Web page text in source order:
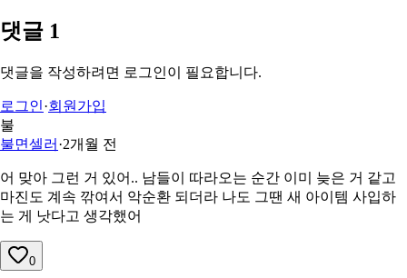
댓글 1
댓글을 작성하려면 로그인이 필요합니다.
로그인·회원가입
불
불면셀러 ·2개월 전
어 맞아 그런 거 있어.. 남들이 따라오는 순간 이미 늦은 거 같고
마진도 계속 깎여서 악순환 되더라 나도 그땐 새 아이템 사입하
는 게 낫다고 생각했어
0